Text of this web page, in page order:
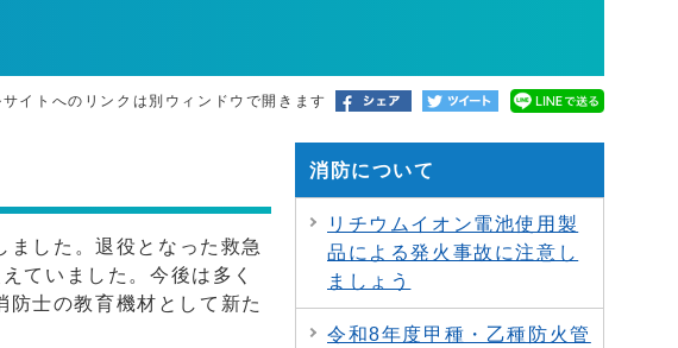
サイトへのリンクは別ウィンドウで開きます
した。退役となった救急
ていました。今後は多く
士の教育機材として新た
消防について
リチウムイオン電池使用製
品による発火事故に注意し
ましょう
令和8年度甲種・乙種防火管